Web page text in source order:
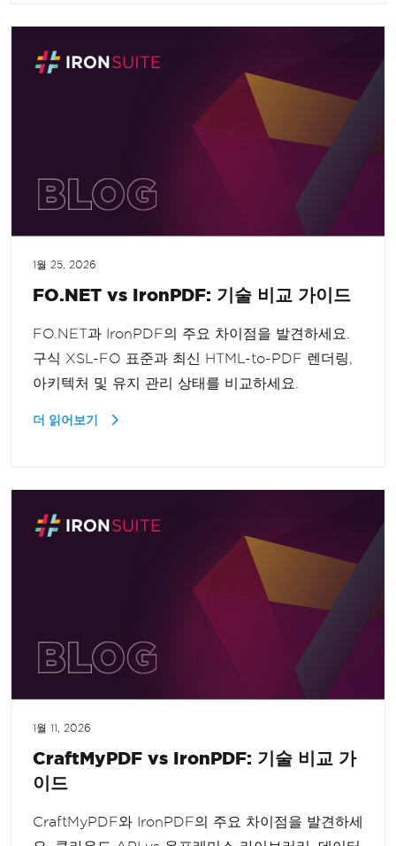
1월 25, 2026
FO.NET vs IronPDF: 기술 비교 가이드
FO.NET과 IronPDF의 주요 차이점을 발견하세요.
구식 XSL-FO 표준과 최신 HTML-to-PDF 렌더링,
아키텍처 및 유지 관리 상태를 비교하세요.
더 읽어보기
1월 11, 2026
CraftMyPDF vs IronPDF: 기술 비교 가
이드
CraftMyPDF와 IronPDF의 주요 차이점을 발견하세